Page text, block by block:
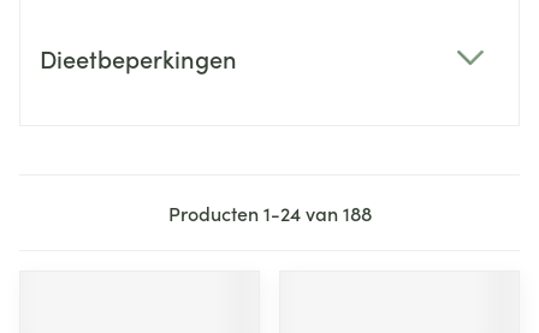
Dieetbeperkingen
Producten1-24van188